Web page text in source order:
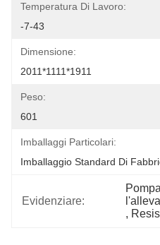
Temperatura Di Lavoro:
-7-43
Dimensione:
2011*1111*1911
Peso:
601
Imballaggi Particolari:
Imballaggio Standard Di
Evidenziare:
,